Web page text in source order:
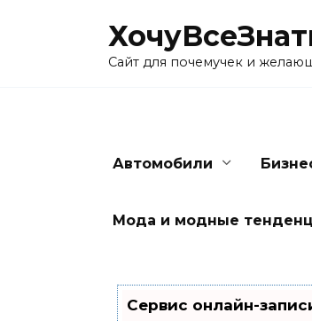
Сайт для почемучек и
Автомобили
Мода и модные
Сервис онлайн-